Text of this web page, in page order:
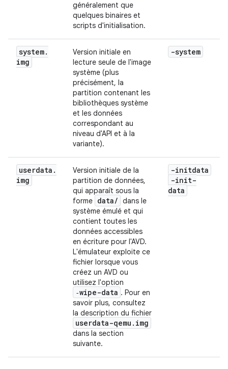
généralement que
quelques binaires et
scripts d'initialisation.
system.
img
Version initiale en
lecture seule de l'image
système (plus
précisément, la
partition contenant les
bibliothèques système
et les données
correspondant au
niveau d'API et à la
variante).
-system
userdata .
img
Version initiale de la
partition de données,
qui apparaît sous la
forme data/ dans le
système émulé et qui
contient toutes les
données accessibles
en écriture pour l'AVD.
L'émulateur exploite ce
fichier lorsque vous
créez un AVD ou
utilisez l'option
‑wipe-data . Pour en
savoir plus, consultez
la description du fichier
userdata-qemu . img
dans la section
suivante.
-initdata
-init-
data